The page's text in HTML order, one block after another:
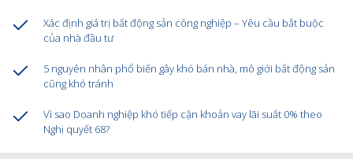
Xác định giá trị bất động sản công nghiệp – Yêu cầu bắt buộc
của nhà đầu tư
5 nguyên nhân phổ biến gây khó bán nhà, mô giới bất động sản
cũng khó tránh
Vì sao Doanh nghiệp khó tiếp cận khoản vay lãi suất 0% theo
Nghị quyết 68?